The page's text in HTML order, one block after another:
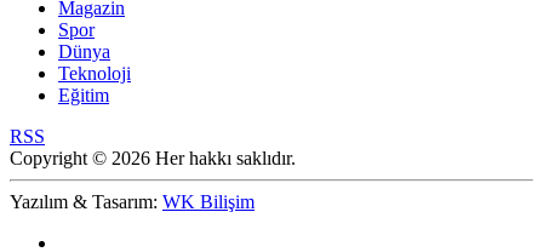
Magazin
Spor
Dünya
Teknoloji
Eğitim
RSS
Copyright © 2026 Her hakkı saklıdır.
Yazılım & Tasarım: WK Bilişim